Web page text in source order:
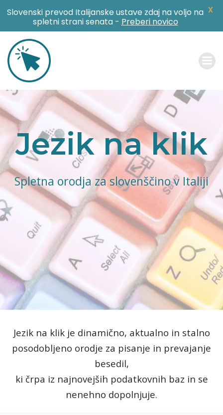
Jezik na klik
Spletna orodja za slovenščino v Italiji
Jezik na klik je dinamično, aktualno in stalno
posodobljeno orodje za pisanje in prevajanje
besedil,
ki črpa iz najnovejših podatkovnih baz in se
nenehno dopolnjuje.
Slovenski prevod Italijanske ustave zdaj na voljo na
spletni strani senata - Preberi novico
X